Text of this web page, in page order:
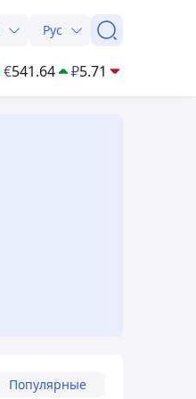
Рус
€541.64 ₽5.71
Популярные